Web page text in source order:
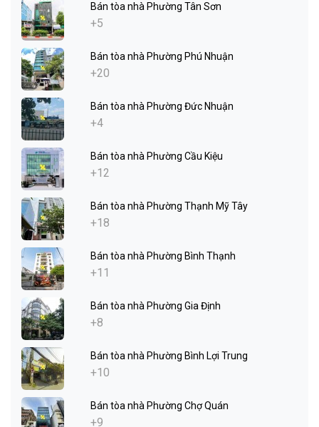
Bán tòa nhà Phường Tân Sơn
+5
Bán tòa nhà Phường Phú Nhuận
+20
Bán tòa nhà Phường Đức Nhuận
+4
Bán tòa nhà Phường Cầu Kiệu
+12
Bán tòa nhà Phường Thạnh Mỹ Tây
+18
Bán tòa nhà Phường Bình Thạnh
+11
Bán tòa nhà Phường Gia Định
+8
Bán tòa nhà Phường Bình Lợi Trung
+10
Bán tòa nhà Phường Chợ Quán
+9